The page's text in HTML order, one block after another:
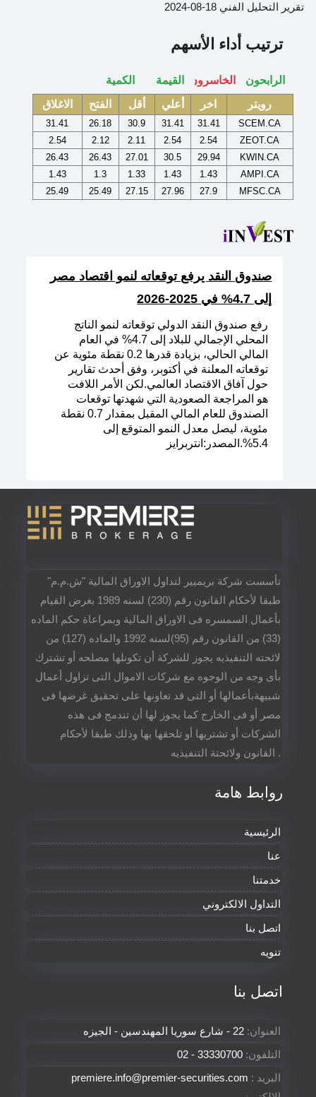
تقرير التحليل الفني 18-08-2024
ترتيب أداء الأسهم
رويتر اخر أعلي أقل الفتح الاغلاق
SCEM.CA
31.41
31.41
30.9
26.18
31.41
ZEOT.CA
2.54
2.54
2.11
2.12
2.54
KWIN.CA
29.94
30.5
27.01
26.43
26.43
AMPI.CA
1.43
1.43
1.33
1.3
1.43
MFSC.CA
27.9
27.96
27.15
25.49
25.49
صندوق النقد يرفع توقعاته لنمو اقتصاد مصر
إلى 4.7% في 2025-2026
رفع صندوق النقد الدولي توقعاته لنمو الناتج
المحلي الإجمالي للبلاد إلى 4.7% في العام
المالي الحالي، بزيادة قدرها 0.2 نقطة مئوية عن
توقعاته المعلنة في أكتوبر، وفق أحدث تقارير
حول آفاق الاقتصاد العالمي.لكن الأمر اللافت
هو المراجعة الصعودية التي شهدتها توقعات
الصندوق للعام المالي المقبل بمقدار 0.7 نقطة
مئوية، ليصل معدل النمو المتوقع إلى
5.4%.المصدر:انتربرايز
تأسست شركة بريميير لتداول الاوراق المالية "ش.م.م"
طبقا لأحكام القانون رقم (230) لسنه 1989 بغرض القيام
بأعمال السمسره فى الاوراق المالية وبمراعاة حكم الماده
(33) من القانون رقم (95)لسنه 1992 والماده (127) من
لائحته التنفيذيه يجوز للشركة أن تكونلها مصلحه أو تشترك
بأى وجه من الوجوه مع شركات الاموال التى تزاول أعمال
شبيهةبأعمالها أو التى قد تعاونها على تحقيق غرضها فى
مصر أو فى الخارج كما يجوز لها أن تندمج فى هذه
الشركات أو تشتريها أو تلحقها بها وذلك طبقا لأحكام
القانون ولائحتة التنفيذيه .
روابط هامة
الرئيسية
عنا
خدمتنا
التداول الالكتروني
اتصل بنا
تنويه
اتصل بنا
العنوان:
التلفون: 33330700 - 02
premiere.info@premier-securities.com : البريد